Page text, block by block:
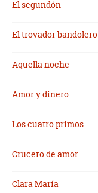
El segundón
El trovador bandolero
Aquella noche
Amor y dinero
Los cuatro primos
Crucero de amor
Clara María